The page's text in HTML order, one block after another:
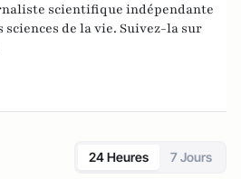
scientifique indépendante
de la vie. Suivez-la sur
24 Heures 7 Jours